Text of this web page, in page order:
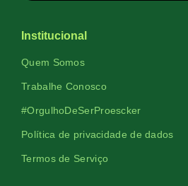
Institucional
Quem Somos
Trabalhe Conosco
#OrgulhoDeSerProescker
Política de privacidade de dados
Termos de Serviço